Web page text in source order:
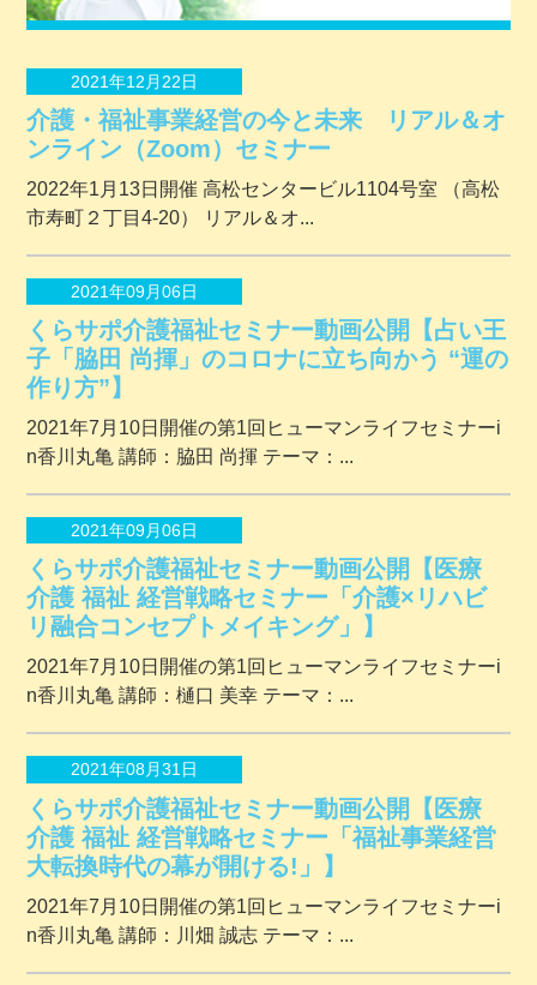
2021年12月22日
介護・福祉事業経営の今と未来 リアル＆オ
ンライン（Zoom）セミナー
2022年1月13日開催 ⾼松センタービル1104号室 （⾼松
市寿町２丁⽬4-20） リアル＆オ...
2021年09月06日
くらサポ介護福祉セミナー動画公開【占い王
子「脇田 尚揮」のコロナに立ち向かう “運の
作り方”】
2021年7月10日開催の第1回ヒューマンライフセミナーi
n香川丸亀 講師：脇田 尚揮 テーマ：...
2021年09月06日
くらサポ介護福祉セミナー動画公開【医療
介護 福祉 経営戦略セミナー「介護×リハビ
リ融合コンセプトメイキング」】
2021年7月10日開催の第1回ヒューマンライフセミナーi
n香川丸亀 講師：樋口 美幸 テーマ：...
2021年08月31日
くらサポ介護福祉セミナー動画公開【医療
介護 福祉 経営戦略セミナー「福祉事業経営
大転換時代の幕が開ける!」】
2021年7月10日開催の第1回ヒューマンライフセミナーi
n香川丸亀 講師：川畑 誠志 テーマ：...